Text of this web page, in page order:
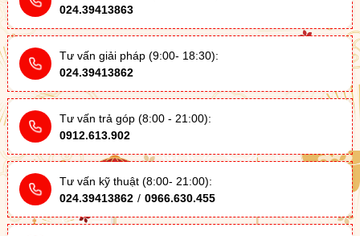
024.39413863
Tư vấn giải pháp (9:00- 18:30):
024.39413862
Tư vấn trả góp (8:00 - 21:00):
0912.613.902
Tư vấn kỹ thuật (8:00- 21:00):
024.39413862 / 0966.630.455